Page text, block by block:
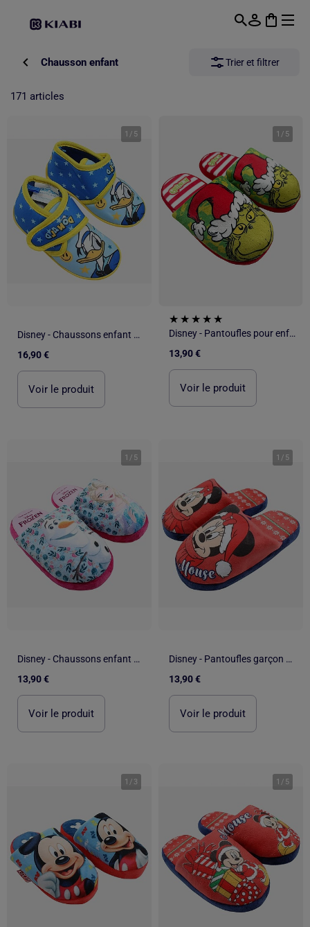
Chausson enfant Trier et filtrer
171 articles
1 / 5
Disney - Chaussons enfant à motif
16,90 €
Voir le produit
1 / 5
Disney - Pantoufles pour enfant à motif
13,90 €
Voir le produit
1 / 5
Disney - Chaussons enfant motif animé
13,90 €
Voir le produit
1 / 5
Disney - Pantoufles garçon pour enfant à motif
13,90 €
Voir le produit
1 / 3 1 / 5